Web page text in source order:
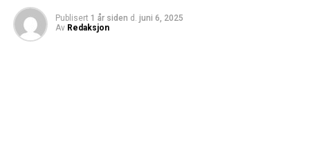
Publisert 1 år siden d. juni 6, 2025
Av Redaksjon